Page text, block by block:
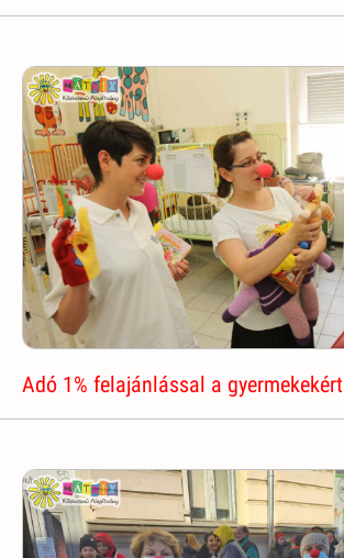
Adó 1% felajánlással a gyermekekért